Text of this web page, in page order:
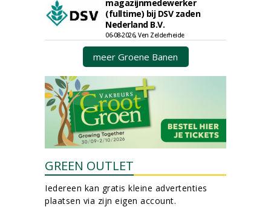
magazijnmedewerker
(fulltime) bij DSV zaden
Nederland B.V.
06-08-2026, Ven Zelderheide
meer Groene Banen
GREEN OUTLET
Iedereen kan gratis kleine advertenties
plaatsen via zijn eigen account.